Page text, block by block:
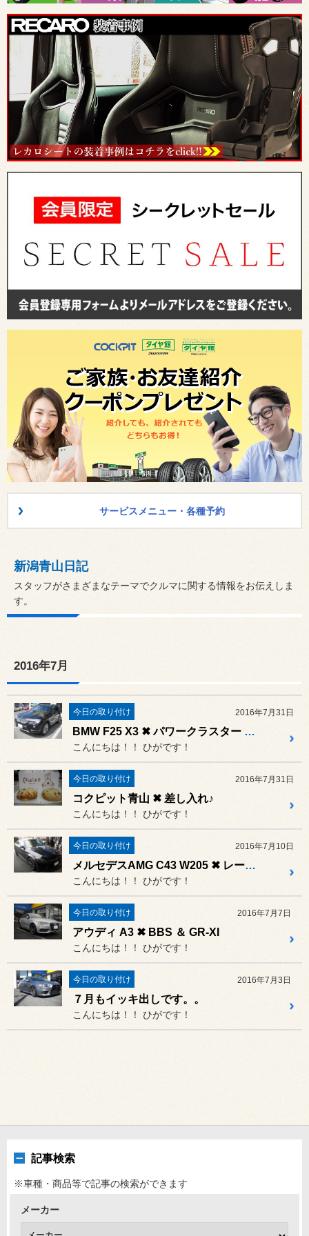
サービスメニュー・各種予約
新潟青山日記
スタッフがさまざまなテーマでクルマに関する情報をお伝えしま
す。
2016年7月
今日の取り付け 2016年7月31日
BMW F25 X3 ✖ パワークラスター オイル
こんにちは！！ ひがです！
今日の取り付け 2016年7月31日
コクピット青山 ✖ 差し入れ♪
こんにちは！！ ひがです！
今日の取り付け 2016年7月10日
メルセデスAMG C43 W205 ✖ レースチップ
こんにちは！！ ひがです！
今日の取り付け 2016年7月7日
アウディ A3 ✖ BBS ＆ GR-XI
こんにちは！！ ひがです！
今日の取り付け 2016年7月3日
７月もイッキ出しです。。
こんにちは！！ ひがです！
記事検索
※車種・商品等で記事の検索ができます
メーカー